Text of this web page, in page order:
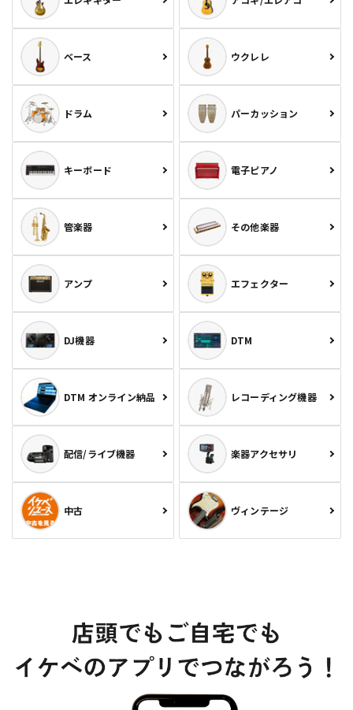
ベース ウクレレ
ドラム パーカッション
キーボード 電子ピアノ
管楽器 その他楽器
アンプ エフェクター
DJ機器 DTM
DTM オンライン納品 レコーディング機器
配信/ライブ機器 楽器アクセサリ
中古 ヴィンテージ